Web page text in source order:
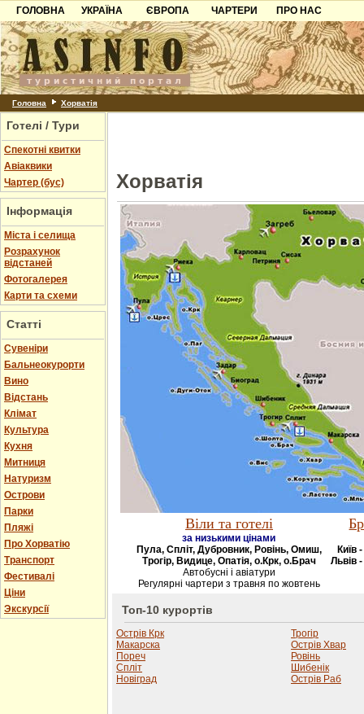
ГОЛОВНА
УКРАЇНА
Карпати
Азов
Причорноморря
Шацьк
ЄВРОПА
Чорногорія
Хорватія
Болгарія
ЧАРТЕРИ
ПРО НАС
Контакти
Партнерам
Додати готель
Головна Хорватія
Готелі / Тури
Спекотні квитки
Авіаквики
Чартер (бус)
Інформація
Міста і селища
Розрахунок
відстаней
Фотогалерея
Карти та схеми
Статті
Cувеніри
Бальнеокурорти
Вино
Відстань
Клімат
Культура
Кухня
Митниця
Натуризм
Острови
Парки
Пляжі
Про Хорватію
Транспорт
Фестивалі
Ціни
Экскурсії
Хорватія
Віли та готелі
за низькими цінами
Пула, Спліт, Дубровник, Ровінь, Омиш,
Трогір, Видице, Опатія, о.Крк, о.Брач
Автобусні і авіатури
Регулярні чартери з травня по жовтень
Київ
Львів
Топ-10 курортів
Острів Крк
Макарска
Пореч
Спліт
Новіград
Трогір
Острів Хвар
Ровінь
Шибенік
Острів Раб